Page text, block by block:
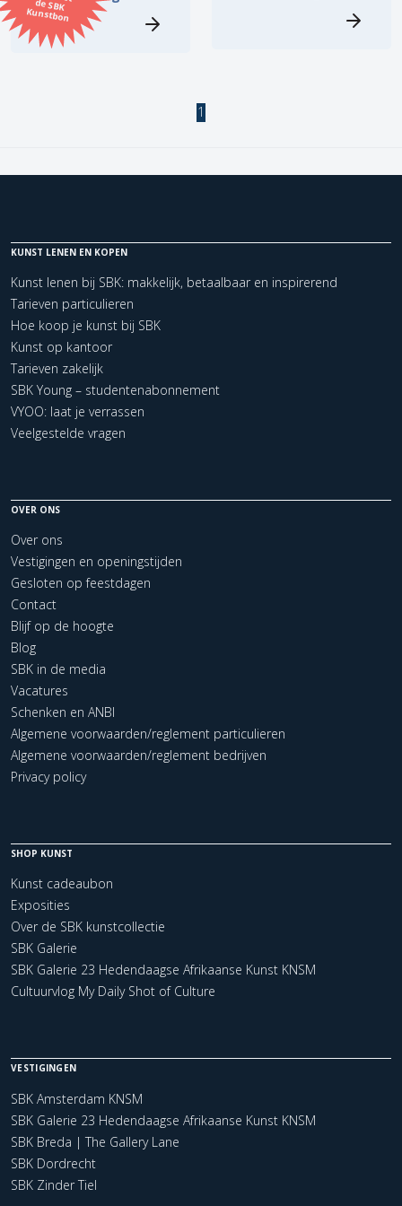
Kunstbon
Kunstenaar
Zoeken
Kerncollectie
2 items. Pagina: 1
1
KUNST LENEN EN KOPEN
Kunst lenen bij SBK: makkelijk, betaalbaar en inspirerend
Tarieven particulieren
Hoe koop je kunst bij SBK
Kunst op kantoor
Tarieven zakelijk
SBK Young – studentenabonnement
VYOO: laat je verrassen
Veelgestelde vragen
OVER ONS
Over ons
Vestigingen en openingstijden
Gesloten op feestdagen
Contact
Blijf op de hoogte
Blog
SBK in de media
Vacatures
Schenken en ANBI
Algemene voorwaarden/reglement particulieren
Algemene voorwaarden/reglement bedrijven
Privacy policy
SHOP KUNST
Kunst cadeaubon
Exposities
Over de SBK kunstcollectie
SBK Galerie
SBK Galerie 23 Hedendaagse Afrikaanse Kunst KNSM
Cultuurvlog My Daily Shot of Culture
VESTIGINGEN
SBK Amsterdam KNSM
SBK Galerie 23 Hedendaagse Afrikaanse Kunst KNSM
SBK Breda | The Gallery Lane
SBK Dordrecht
SBK Zinder Tiel